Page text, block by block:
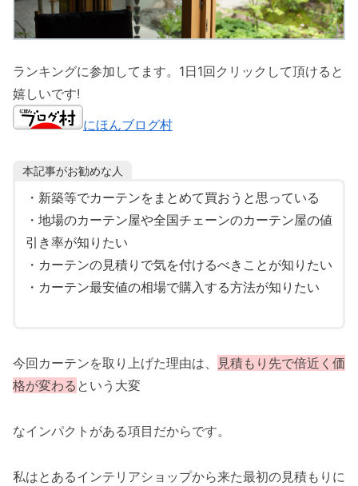
ランキングに参加してます。1日1回クリックして頂けると
嬉しいです!
にほんブログ村
本記事がお勧めな人
・新築等でカーテンをまとめて買おうと思っている
・地場のカーテン屋や全国チェーンのカーテン屋の値
引き率が知りたい
・カーテンの見積りで気を付けるべきことが知りたい
・カーテン最安値の相場で購入する方法が知りたい
今回カーテンを取り上げた理由は、
見積もり先で倍近く価
格が変わる という大変
なインパクトがある項目だからです。
私はとあるインテリアショップから来た最初の見積もりに